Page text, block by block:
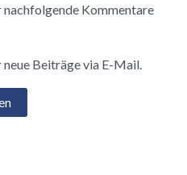
Kommentare
Beiträge via E-Mail.